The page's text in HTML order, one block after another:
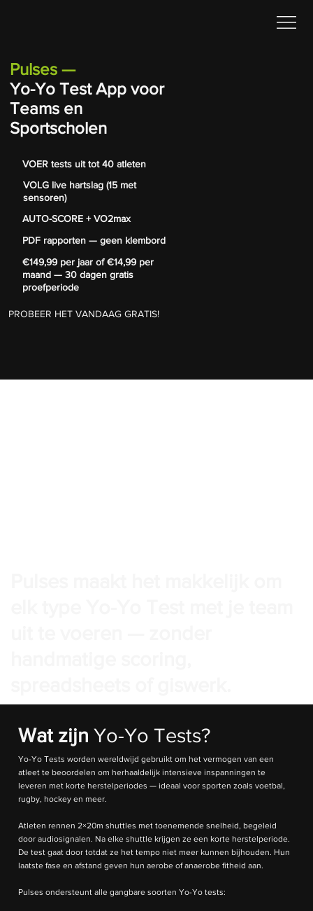
Pulses —
Yo-Yo Test App voor
Teams en
Sportscholen
VOER tests uit tot 40 atleten
VOLG live hartslag (15 met
sensoren)
AUTO-SCORE + VO2max
PDF rapporten — geen klembord
€149,99 per jaar of €14,99 per
maand — 30 dagen gratis
proefperiode
PROBEER HET VANDAAG GRATIS!
Wat zijn Yo-Yo Tests?
Yo-Yo Tests worden wereldwijd gebruikt om het vermogen van een
atleet te beoordelen om herhaaldelijk intensieve inspanningen te
leveren met korte herstelperiodes — ideaal voor sporten zoals voetbal,
rugby, hockey en meer.
Atleten rennen 2×20m shuttles met toenemende snelheid, begeleid
door audiosignalen. Na elke shuttle krijgen ze een korte herstelperiode.
De test gaat door totdat ze het tempo niet meer kunnen bijhouden. Hun
laatste fase en afstand geven hun aerobe of anaerobe fitheid aan.
Pulses ondersteunt alle gangbare soorten Yo-Yo tests: